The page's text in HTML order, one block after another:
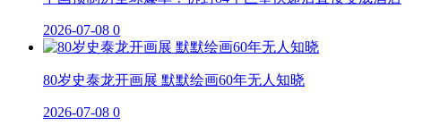
2026-07-08 0
80岁史泰龙开画展 默默绘画60年无人知晓
2026-07-08 0